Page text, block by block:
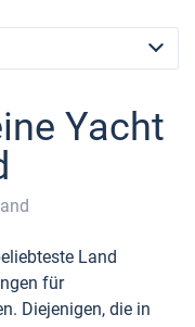
Yacht
Land
für
Diejenigen, die in